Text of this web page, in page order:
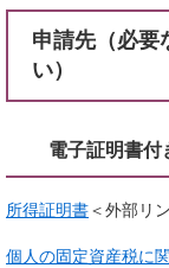
申請先（必要
い）
電子証明書付
所得証明書＜外部リ
個人の固定資産税に